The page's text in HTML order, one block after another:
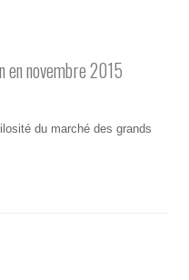
en novembre 2015
du marché des grands